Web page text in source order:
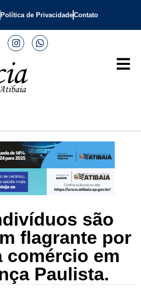
Política de PrivacidadeContato
são
flagrante por
comércio em
Paulista.